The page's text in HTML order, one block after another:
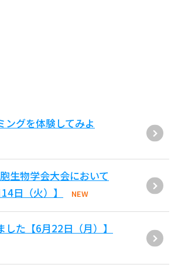
ングを体験してみよ
生物学会大会において
日（火）】
NEW
た【6月22日（月）】